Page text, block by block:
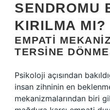
SENDROMU
KIRILMA MI?
EMPATI
TERSINE
Psikoloji açısından
insan zihninin en
mekanizmalarından biri